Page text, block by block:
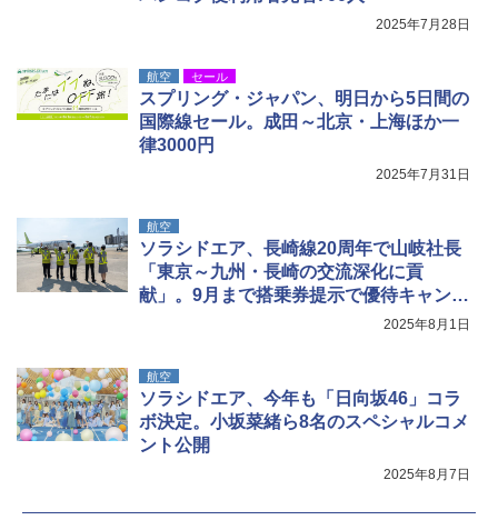
2025年7月28日
航空 セール
スプリング・ジャパン、明日から5日間の
国際線セール。成田～北京・上海ほか一
律3000円
2025年7月31日
航空
ソラシドエア、長崎線20周年で山岐社長
「東京～九州・長崎の交流深化に貢
献」。9月まで搭乗券提示で優待キャンペ
2025年8月1日
航空
ソラシドエア、今年も「日向坂46」コラ
ボ決定。小坂菜緒ら8名のスペシャルコメ
ント公開
2025年8月7日